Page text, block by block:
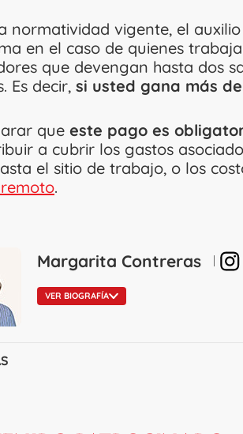
normatividad vigente, el
en el caso de quienes
que devengan hasta dos
Es decir, si usted gana más de
que este pago es
a cubrir los gastos
el sitio de trabajo, o los
.
Margarita Contreras en
VER BIOGRAFÍA